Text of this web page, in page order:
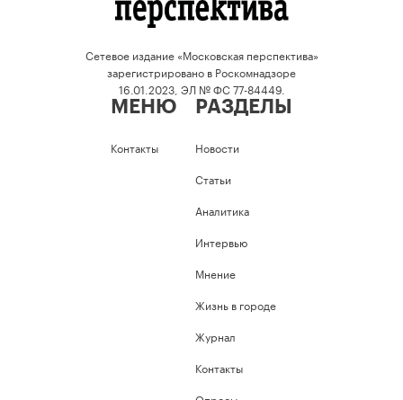
Сетевое издание «Московская перспектива»
зарегистрировано в Роскомнадзоре
16.01.2023, ЭЛ № ФС 77-84449.
МЕНЮ
Контакты
РАЗДЕЛЫ
Новости
Статьи
Аналитика
Интервью
Мнение
Жизнь в городе
Журнал
Контакты